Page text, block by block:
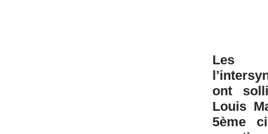
Les
ont
Louis
5ème